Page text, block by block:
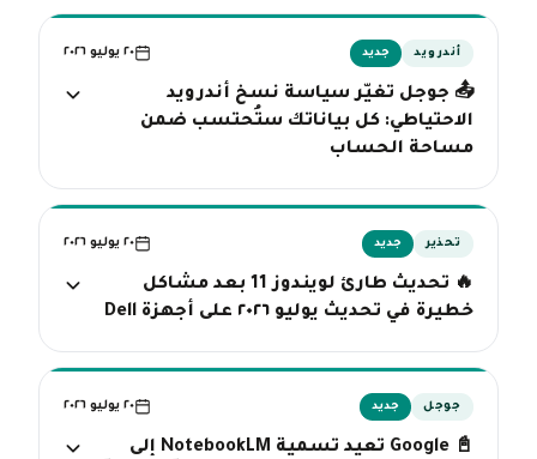
أندرويد جديد ٢٠ يوليو ٢٠٢٦
📤 جوجل تغيّر سياسة نسخ أندرويد
الاحتياطي: كل بياناتك ستُحتسب ضمن
مساحة الحساب
تحذير جديد ٢٠ يوليو ٢٠٢٦
🔥 تحديث طارئ لويندوز 11 بعد مشاكل
خطيرة في تحديث يوليو ٢٠٢٦ على أجهزة Dell
جوجل جديد ٢٠ يوليو ٢٠٢٦
📓 Google تعيد تسمية NotebookLM إلى